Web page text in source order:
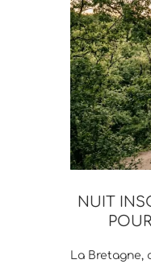
NUIT
La Bretagne,